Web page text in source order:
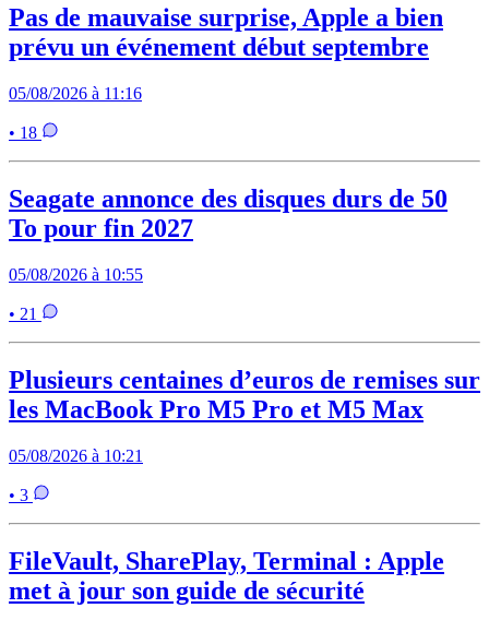
Pas de mauvaise surprise, Apple a bien
prévu un événement début septembre
05/08/2026 à 11:16
• 18
Seagate annonce des disques durs de 50
To pour fin 2027
05/08/2026 à 10:55
• 21
Plusieurs centaines d’euros de remises sur
les MacBook Pro M5 Pro et M5 Max
05/08/2026 à 10:21
• 3
FileVault, SharePlay, Terminal : Apple
met à jour son guide de sécurité